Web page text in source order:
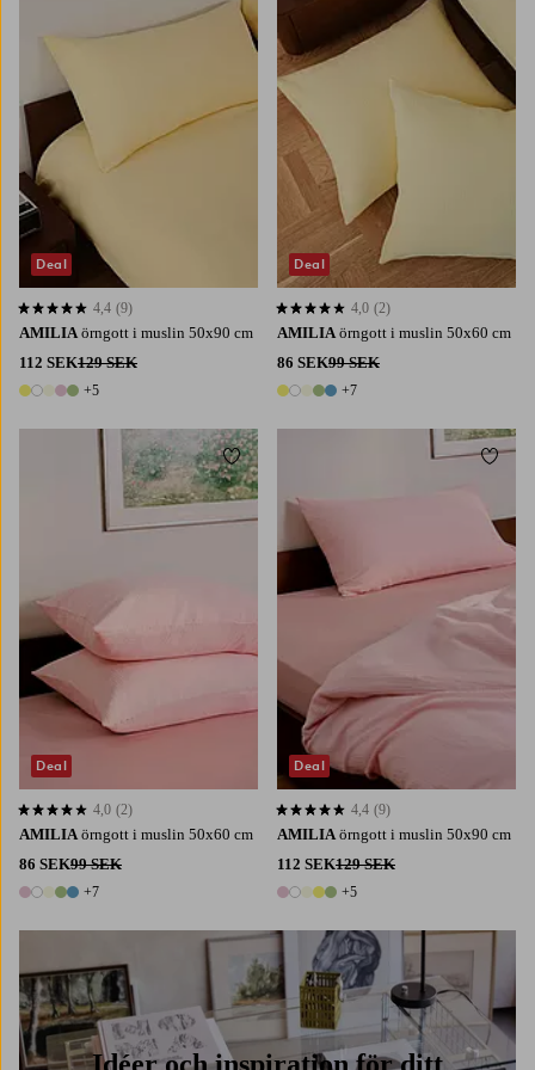
AMILIA örngott i muslin 50x90 cm
112 SEK129 SEK
10 färger
+5
4,4 baserat på 9 st betyg
4,4 (9)
Deal
AMILIA örngott i muslin 50x60 cm
86 SEK99 SEK
12 färger
+7
4,0 baserat på 2 st betyg
4,0 (2)
Deal
AMILIA örngott i muslin 50x60 cm
86 SEK99 SEK
12 färger
+7
4,0 baserat på 2 st betyg
4,0 (2)
Deal
Lägg till i favoriter
AMILIA örngott i muslin 50x90 cm
112 SEK129 SEK
10 färger
+5
4,4 baserat på 9 st betyg
4,4 (9)
Deal
Lägg